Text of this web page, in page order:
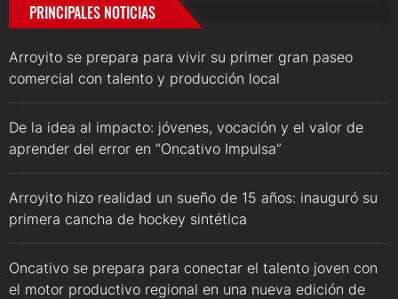
PRINCIPALES NOTICIAS
Arroyito se prepara para vivir su primer gran paseo
comercial con talento y producción local
De la idea al impacto: jóvenes, vocación y el valor de
aprender del error en “Oncativo Impulsa”
Arroyito hizo realidad un sueño de 15 años: inauguró su
primera cancha de hockey sintética
Oncativo se prepara para conectar el talento joven con
el motor productivo regional en una nueva edición de